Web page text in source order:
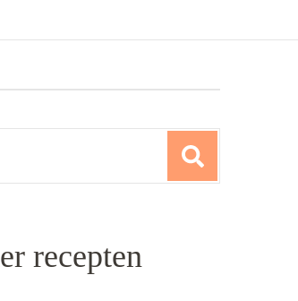
recepten